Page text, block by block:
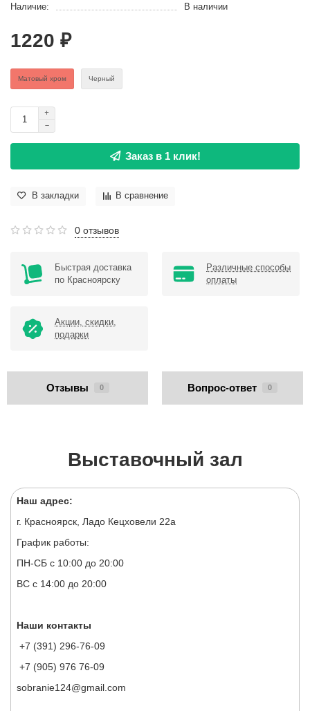
Наличие: В наличии
1220 ₽
Матовый хром Черный
Заказ в 1 клик!
В закладки В сравнение
0 отзывов
Быстрая доставка
по Красноярску
Различные способы
оплаты
Акции, скидки,
подарки
Отзывы 0 Вопрос-ответ 0
Выставочный зал
Наш адрес:
г. Красноярск, Ладо Кецховели 22а
График работы:
ПН-СБ с 10:00 до 20:00
ВС с 14:00 до 20:00
Наши контакты
+7 (391) 296-76-09
+7 (905) 976 76-09
sobranie124@gmail.com